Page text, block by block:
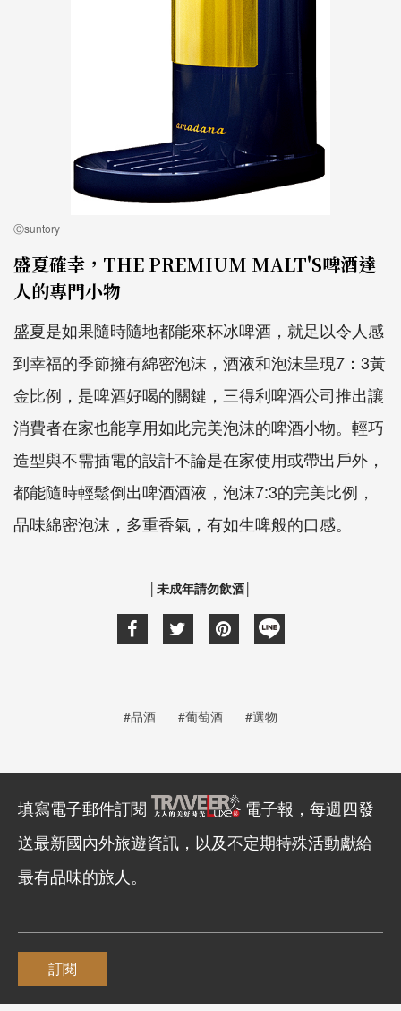
Ⓒsuntory
盛夏確幸，THE PREMIUM MALT'S啤酒達
人的專門小物
盛夏是如果隨時隨地都能來杯冰啤酒，就足以令人感
到幸福的季節擁有綿密泡沫，酒液和泡沫呈現7：3黃
金比例，是啤酒好喝的關鍵，三得利啤酒公司推出讓
消費者在家也能享用如此完美泡沫的啤酒小物。輕巧
造型與不需插電的設計不論是在家使用或帶出戶外，
都能隨時輕鬆倒出啤酒酒液，泡沫7:3的完美比例，
品味綿密泡沫，多重香氣，有如生啤般的口感。
│未成年請勿飲酒│
#品酒 #葡萄酒 #選物
填寫電子郵件訂閱
電子報，每週四發
送最新國內外旅遊資訊，以及不定期特殊活動獻給
最有品味的旅人。
訂閱